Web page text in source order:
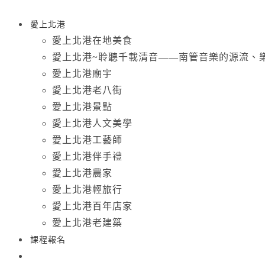
愛上北港
愛上北港在地美食
愛上北港~聆聽千載清音——南管音樂的源流、
愛上北港廟宇
愛上北港老八街
愛上北港景點
愛上北港人文美學
愛上北港工藝師
愛上北港伴手禮
愛上北港農家
愛上北港輕旅行
愛上北港百年店家
愛上北港老建築
課程報名